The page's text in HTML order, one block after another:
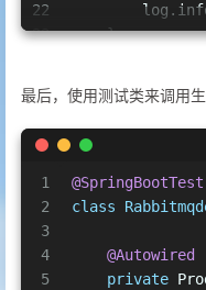
22
23
    }
最后，使用测试类来调用
1
2
3
4
5
@SpringBootTest
class
@Autowired
private